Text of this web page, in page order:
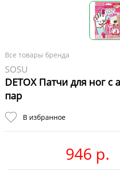
Все товары бренда
SOSU
DETOX Патчи для ног
пар
В избранное
946 р.